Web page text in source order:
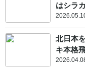
はシラ
北日本
キ本格